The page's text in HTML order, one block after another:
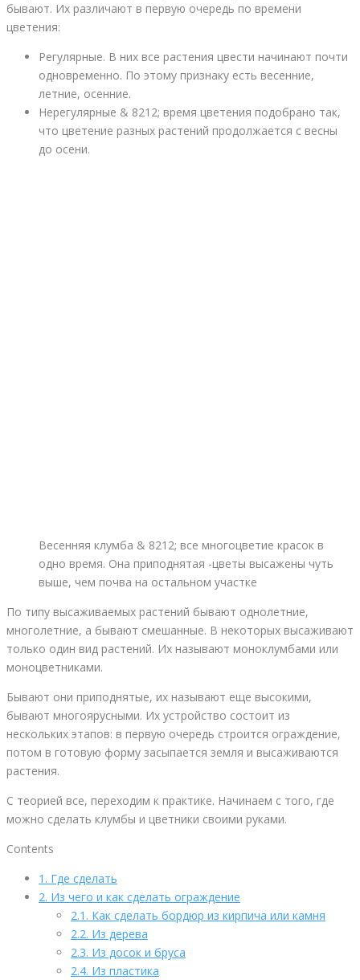
бывают. Их различают в первую очередь по времени
цветения:
Регулярные. В них все растения цвести начинают почти
одновременно. По этому признаку есть весенние,
летние, осенние.
Нерегулярные & 8212; время цветения подобрано так,
что цветение разных растений продолжается с весны
до осени.
Весенняя клумба & 8212; все многоцветие красок в
одно время. Она приподнятая -цветы высажены чуть
выше, чем почва на остальном участке
По типу высаживаемых растений бывают однолетние,
многолетние, а бывают смешанные. В некоторых высаживают
только один вид растений. Их называют моноклумбами или
моноцветниками.
Бывают они приподнятые, их называют еще высокими,
бывают многоярусными. Их устройство состоит из
нескольких этапов: в первую очередь строится ограждение,
потом в готовую форму засыпается земля и высаживаются
растения.
С теорией все, переходим к практике. Начинаем с того, где
можно сделать клумбы и цветники своими руками.
Contents
1. Где сделать
2. Из чего и как сделать ограждение
2.1. Как сделать бордюр из кирпича или камня
2.2. Из дерева
2.3. Из досок и бруса
2.4. Из пластика